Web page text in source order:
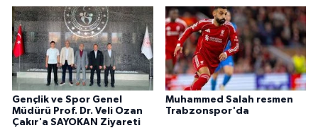
Gençlik ve Spor Genel
Müdürü Prof. Dr. Veli Ozan
Çakır'a SAYOKAN Ziyareti
Muhammed Salah resmen
Trabzonspor'da